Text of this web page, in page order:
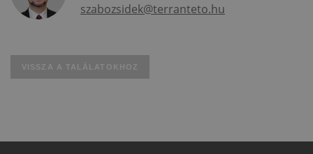
szabozsidek@terranteto.hu
VISSZA A TALÁLATOKHOZ